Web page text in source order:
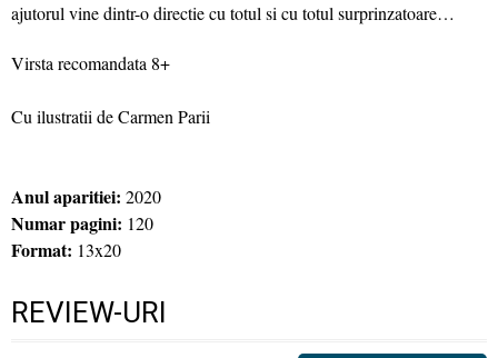
ajutorul vine dintr-o directie cu totul si cu totul surprinzatoare…
Virsta recomandata 8+
Cu ilustratii de Carmen Parii
Anul aparitiei: 2020
Numar pagini: 120
Format: 13x20
REVIEW-URI